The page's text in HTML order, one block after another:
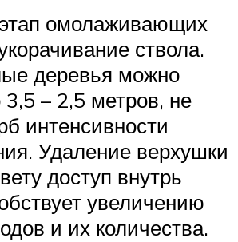
омолаживающих
ствола.
деревья можно
3,5 – 2,5 метров, не
интенсивности
Удаление верхушки
доступ внутрь
увеличению
и их количества.